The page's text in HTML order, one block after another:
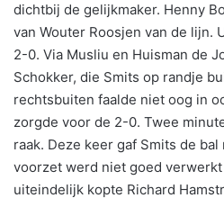
dichtbij de gelijkmaker. Henny
van Wouter Roosjen van de lijn.
2-0. Via Musliu en Huisman de
Schokker, die Smits op randje
rechtsbuiten faalde niet oog in
zorgde voor de 2-0. Twee
raak. Deze keer gaf Smits de bal
voorzet werd niet goed
uiteindelijk kopte Richard